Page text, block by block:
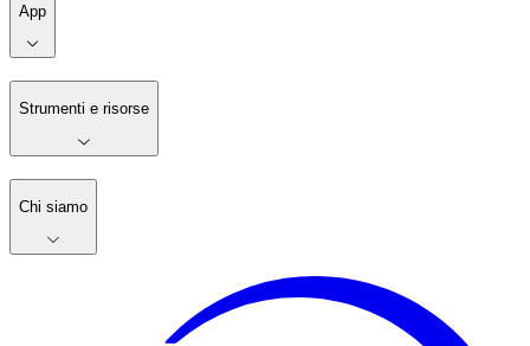
App
Strumenti e risorse
Chi siamo